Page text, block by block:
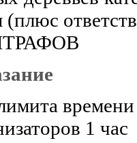
(плюс
1 час